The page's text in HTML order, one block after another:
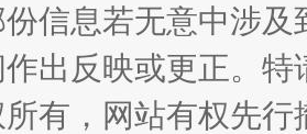
份信息若无意中涉
出反映或更正。
有，网站有权先